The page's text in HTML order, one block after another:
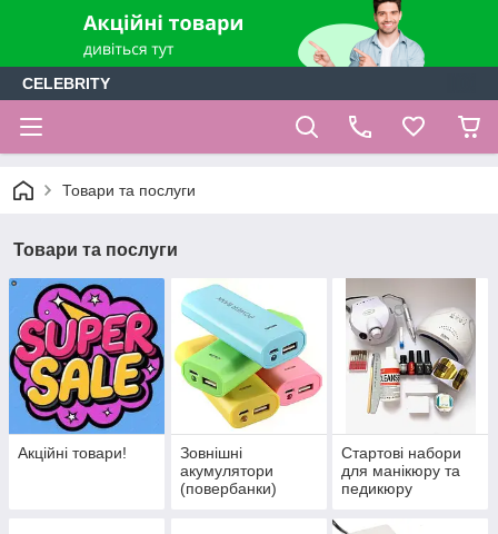
CELEBRITY
Товари та послуги
Товари та послуги
Акційні товари!
Зовнішні
акумулятори
(повербанки)
Стартові набори
для манікюру та
педикюру